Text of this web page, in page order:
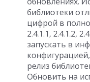
библиотеки
цифрой в
2.4.1.1, 2.4.1.2,
запускать в
релиз
Обновить на